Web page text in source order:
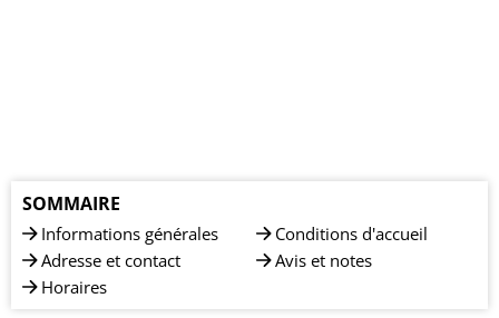
SOMMAIRE
Informations générales
Adresse et contact
Horaires
Conditions d'accueil
Avis et notes